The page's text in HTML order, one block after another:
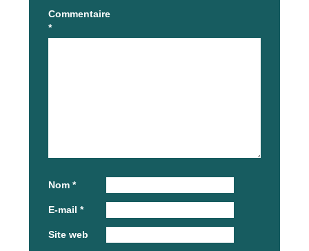
Commentaire
*
Nom *
E-mail *
Site web